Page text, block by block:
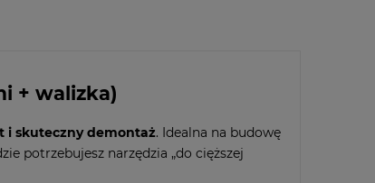
+ walizka)
i skuteczny demontaż. Idealna na budowę
potrzebujesz narzędzia „do cięższej